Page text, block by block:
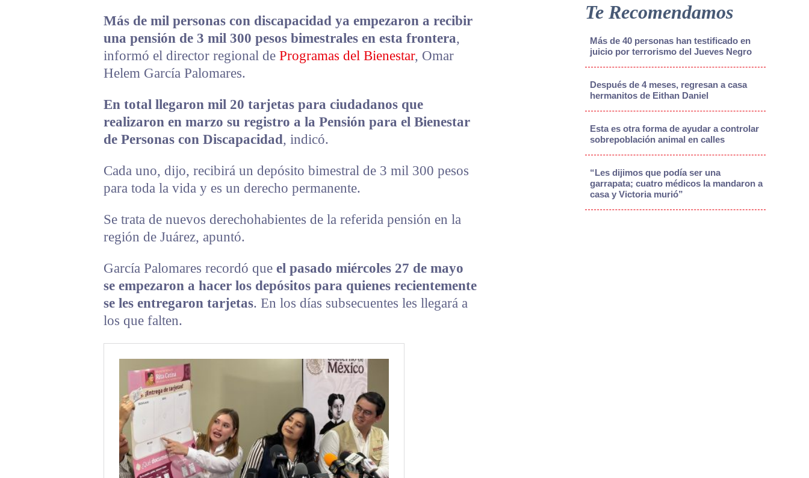
Más de mil personas con discapacidad ya empezaron a recibir
una pensión de 3 mil 300 pesos bimestrales en esta frontera,
informó el director regional de Programas del Bienestar, Omar
Helem García Palomares.
En total llegaron mil 20 tarjetas para ciudadanos que
realizaron en marzo su registro a la Pensión para el Bienestar
de Personas con Discapacidad, indicó.
Cada uno, dijo, recibirá un depósito bimestral de 3 mil 300 pesos
para toda la vida y es un derecho permanente.
Se trata de nuevos derechohabientes de la referida pensión en la
región de Juárez, apuntó.
García Palomares recordó que el pasado miércoles 27 de mayo
se empezaron a hacer los depósitos para quienes recientemente
se les entregaron tarjetas. En los días subsecuentes les llegará a
los que falten.
Te Recomendamos
Más de 40 personas han testificado en
juicio por terrorismo del Jueves Negro
Después de 4 meses, regresan a casa
hermanitos de Eithan Daniel
Esta es otra forma de ayudar a controlar
sobrepoblación animal en calles
“Les dijimos que podía ser una
garrapata; cuatro médicos la mandaron a
casa y Victoria murió”